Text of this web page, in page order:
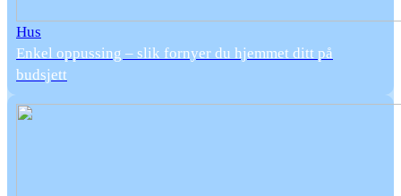
Hus
Enkel oppussing – slik fornyer du hjemmet ditt på
budsjett